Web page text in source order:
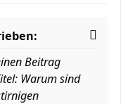
Beitrag
Warum sind